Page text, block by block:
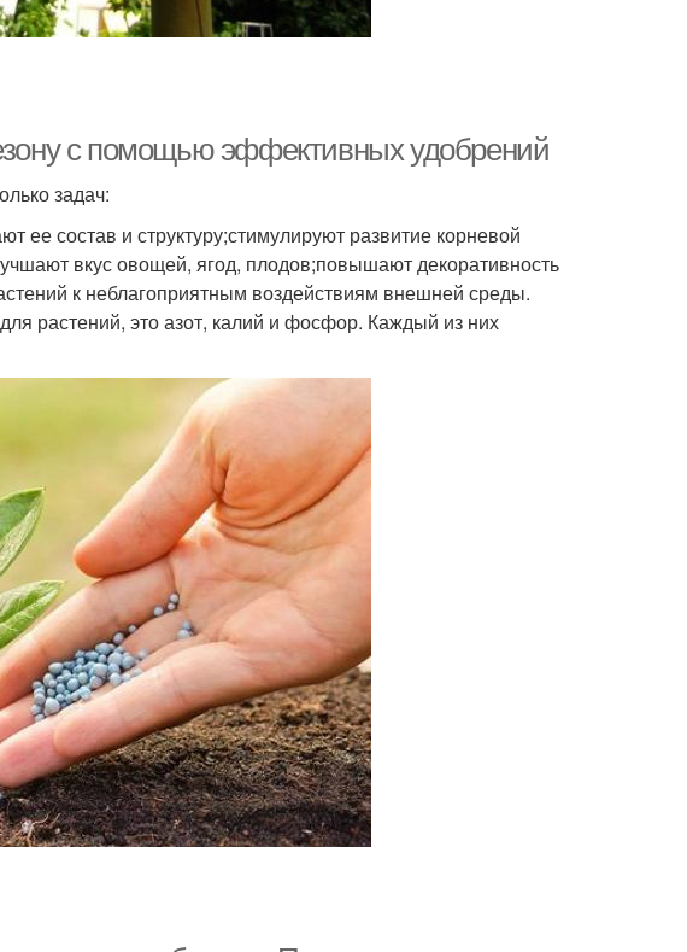
с помощью эффективных удобрений
задач:
состав и структуру;стимулируют развитие корневой
вкус овощей, ягод, плодов;повышают декоративность
к неблагоприятным воздействиям внешней среды.
растений, это азот, калий и фосфор. Каждый из них